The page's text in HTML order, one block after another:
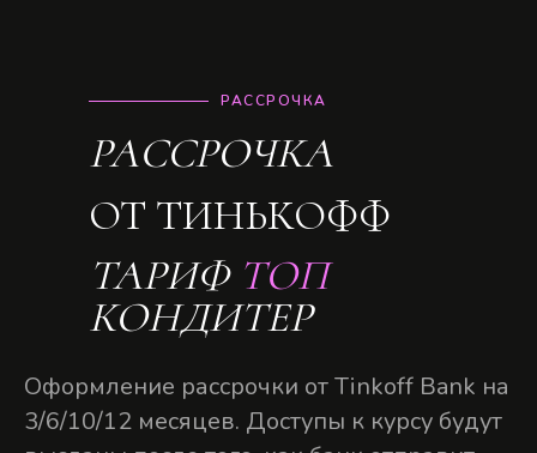
РАССРОЧКА
РАССРОЧКА
ОТ ТИНЬКОФФ
ТАРИФ ТОП
КОНДИТЕР
Оформление рассрочки от Tinkoff Bank на
3/6/10/12 месяцев. Доступы к курсу будут